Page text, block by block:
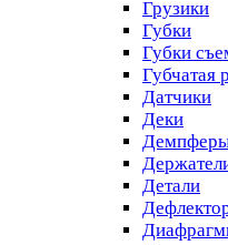
Грузики
Губки
Губки
Губчатая
Датчики
Деки
Детали